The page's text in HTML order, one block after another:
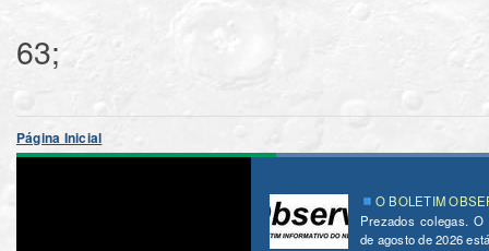
63;
Página Inicial
O BOLETIM
Prezados colegas.
de agosto de 2026